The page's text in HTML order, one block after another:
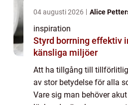
04 augusti 2026 Alice
inspiration
Styrd borrning effektiv infrastruktur i
känsliga miljöer
Att ha tillgång till
av stor betydelse för alla
Vare sig man behöver